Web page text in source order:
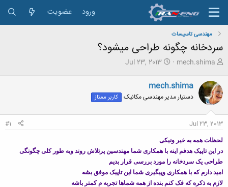
ورود عضویت
مهندسی تاسیسات
سردخانه چگونه طراحی میشود؟
ش
و
ع
ک
ن
ن
د
ه
م
و
ض
و
ع
mech.shima
ت
ی
خ
ر
Jul 23, 2013
mech.shima
دستیار مدیر مهندسی مکانیک کاربر ممتاز
Jul 23, 2013
#1
لحظات همه به خیر ونیکی
در این تاپیک هدفم اینه با همکاری شما مهندسین پرتلاش روند وبه طور کلی چگونگی
طراحی یک سردخانه را مورد بررسی قرار بدیم
امید دارم که با همکاری وپیگیری شما این تاپیک موفق بشه
لازم به ذکره که فک کنم بنده از همه شماها تجربه م کمتر باشه